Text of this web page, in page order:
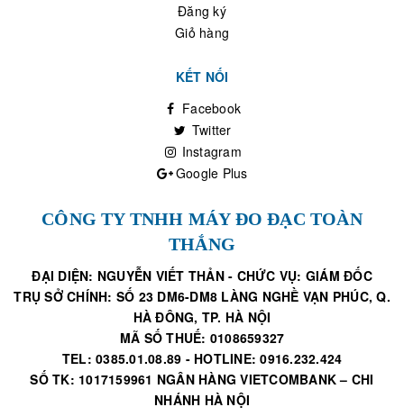
Đăng ký
Giỏ hàng
KẾT NỐI
Facebook
Twitter
Instagram
Google Plus
CÔNG TY TNHH MÁY ĐO ĐẠC TOÀN
THẮNG
ĐẠI DIỆN: NGUYỄN VIẾT THẢN - CHỨC VỤ: GIÁM ĐỐC
TRỤ SỞ CHÍNH: SỐ 23 DM6-DM8 LÀNG NGHỀ VẠN PHÚC, Q.
HÀ ĐÔNG, TP. HÀ NỘI
MÃ SỐ THUẾ: 0108659327
TEL: 0385.01.08.89 - HOTLINE: 0916.232.424
SỐ TK: 1017159961 NGÂN HÀNG VIETCOMBANK – CHI
NHÁNH HÀ NỘI